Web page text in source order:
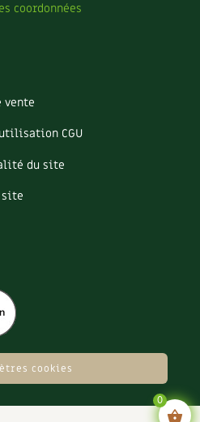
coordonnées
vente
CGU
du site
site
cookies
0